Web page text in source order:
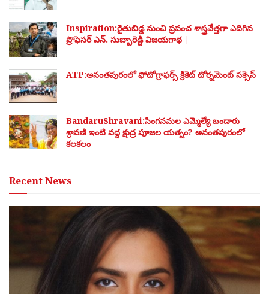
Inspiration:రైతుబిడ్డ నుంచి ప్రపంచ శాస్త్రవేత్తగా ఎదిగిన
ప్రొఫెసర్ ఎన్. సుబ్బారెడ్డి విజయగాథ |
ATP:అనంతపురంలో ఫోటోగ్రాఫర్స్ క్రికెట్ టోర్నమెంట్ సక్సెస్
BandaruShravani:సింగనమల ఎమ్మెల్యే బండారు
శ్రావణి ఇంటి వద్ద క్షుద్ర పూజల యత్నం? అనంతపురంలో
కలకలం
Recent News